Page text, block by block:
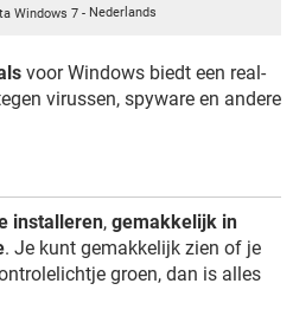
SNAPCHAT
SNAPCHAT
Windows 7 - Nederlands
voor Windows biedt een real-
virussen, spyware en andere
installeren, gemakkelijk in
. Je kunt gemakkelijk zien of je
groen, dan is alles